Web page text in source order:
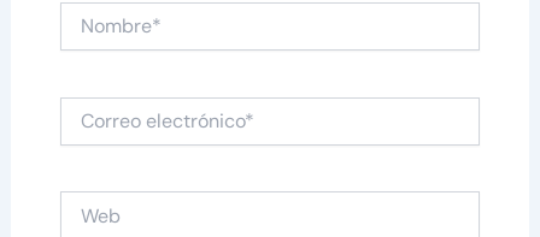
Nombre*
Correo
electrónico*